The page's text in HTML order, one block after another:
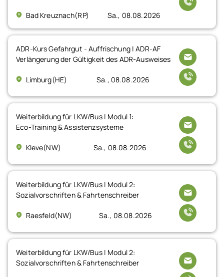
Bad Kreuznach(RP) Sa., 08.08.2026
ADR-Kurs Gefahrgut - Auffrischung | ADR-AF
Verlängerung der Gültigkeit des ADR-Ausweises
Limburg(HE) Sa., 08.08.2026
Weiterbildung für LKW/Bus | Modul 1:
Eco-Training & Assistenzsysteme
Kleve(NW) Sa., 08.08.2026
Weiterbildung für LKW/Bus | Modul 2:
Sozialvorschriften & Fahrtenschreiber
Raesfeld(NW) Sa., 08.08.2026
Weiterbildung für LKW/Bus | Modul 2:
Sozialvorschriften & Fahrtenschreiber